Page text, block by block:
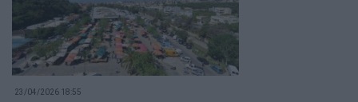
23/04/2026 18:55